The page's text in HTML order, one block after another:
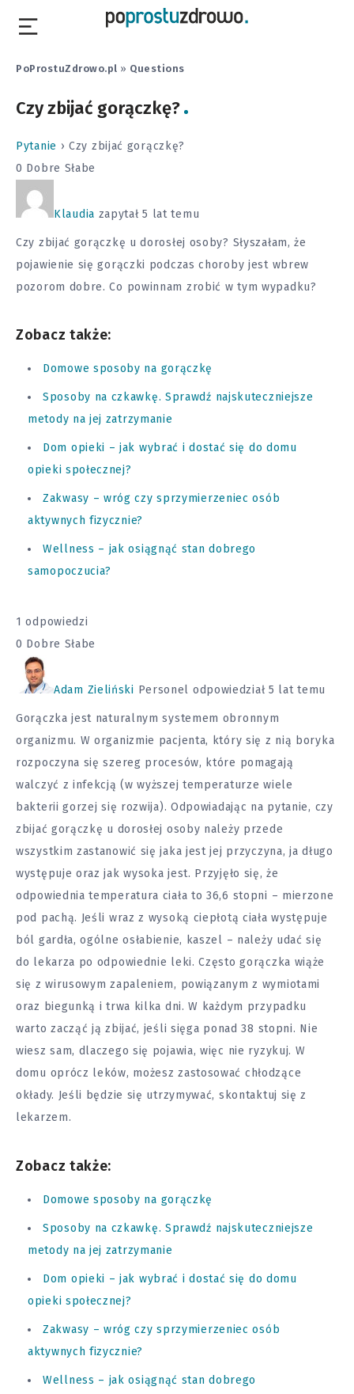
PoProstuZdrowo.pl » Questions
Czy zbijać gorączkę?
Pytanie ›Czy zbijać gorączkę?
0 Dobre Słabe
Klaudia zapytał 5 lat temu
Czy zbijać gorączkę u dorosłej osoby? Słyszałam, że
pojawienie się gorączki podczas choroby jest wbrew
pozorom dobre. Co powinnam zrobić w tym wypadku?
Zobacz także:
Domowe sposoby na gorączkę
Sposoby na czkawkę. Sprawdź najskuteczniejsze
metody na jej zatrzymanie
Dom opieki – jak wybrać i dostać się do domu
opieki społecznej?
Zakwasy – wróg czy sprzymierzeniec osób
aktywnych fizycznie?
Wellness – jak osiągnąć stan dobrego
samopoczucia?
1 odpowiedzi
0 Dobre Słabe
Adam Zieliński Personel odpowiedział 5 lat temu
Gorączka jest naturalnym systemem obronnym
organizmu. W organizmie pacjenta, który się z nią boryka
rozpoczyna się szereg procesów, które pomagają
walczyć z infekcją (w wyższej temperaturze wiele
bakterii gorzej się rozwija). Odpowiadając na pytanie, czy
zbijać gorączkę u dorosłej osoby należy przede
wszystkim zastanowić się jaka jest jej przyczyna, ja długo
występuje oraz jak wysoka jest. Przyjęło się, że
odpowiednia temperatura ciała to 36,6 stopni – mierzone
pod pachą. Jeśli wraz z wysoką ciepłotą ciała występuje
ból gardła, ogólne osłabienie, kaszel – należy udać się
do lekarza po odpowiednie leki. Często gorączka wiąże
się z wirusowym zapaleniem, powiązanym z wymiotami
oraz biegunką i trwa kilka dni. W każdym przypadku
warto zacząć ją zbijać, jeśli sięga ponad 38 stopni. Nie
wiesz sam, dlaczego się pojawia, więc nie ryzykuj. W
domu oprócz leków, możesz zastosować chłodzące
okłady. Jeśli będzie się utrzymywać, skontaktuj się z
lekarzem.
Zobacz także:
Domowe sposoby na gorączkę
Sposoby na czkawkę. Sprawdź najskuteczniejsze
metody na jej zatrzymanie
Dom opieki – jak wybrać i dostać się do domu
opieki społecznej?
Zakwasy – wróg czy sprzymierzeniec osób
aktywnych fizycznie?
Wellness – jak osiągnąć stan dobrego